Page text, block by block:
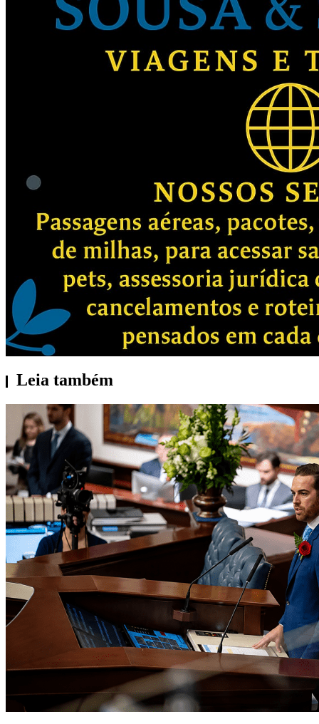
Leia também